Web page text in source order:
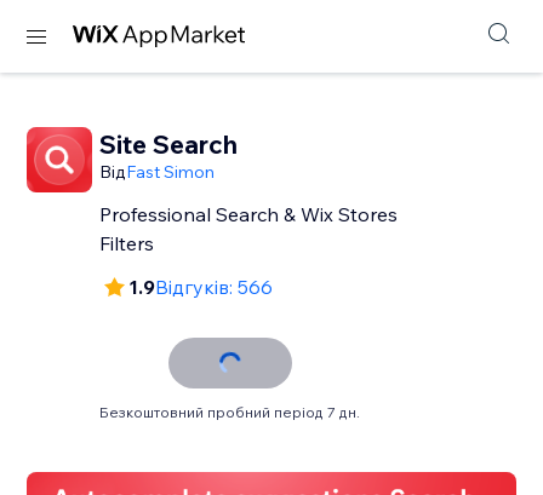
Site Search
ВідFast Simon
Professional Search & Wix Stores
Filters
1.9Відгуків: 566
Безкоштовний пробний період 7 дн.